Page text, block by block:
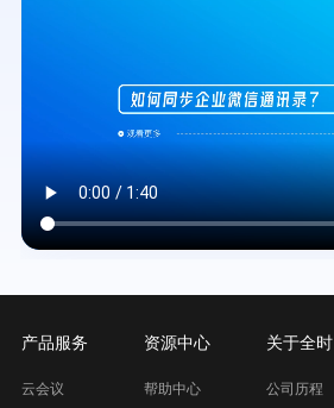
产品服务
云会议
资源中心
帮助中心
关于全时
公司历程